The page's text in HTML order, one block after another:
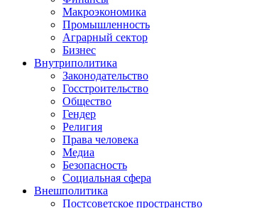
Макроэкономика
Промышленность
Аграрный сектор
Бизнес
Внутриполитика
Законодательство
Госстроительство
Общество
Гендер
Религия
Права человека
Медиа
Безопасность
Социальная сфера
Внешполитика
Постсоветское пространство